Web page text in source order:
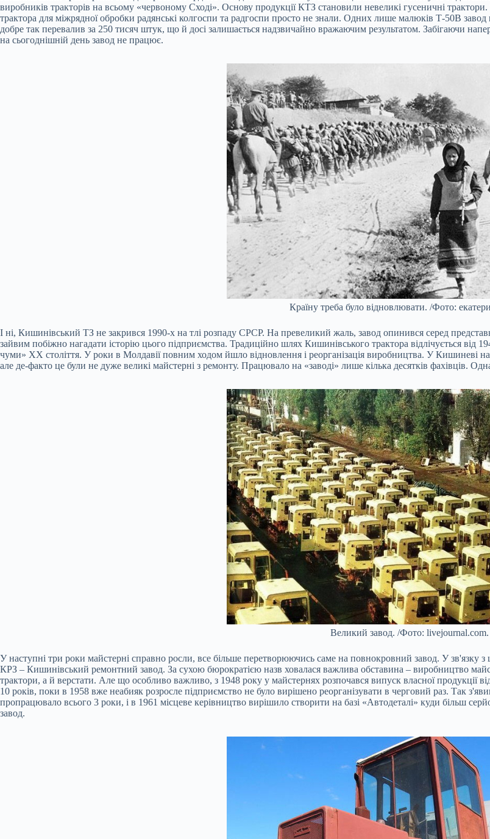
виробників тракторів на всьому «червоному Сході». Основу продукції КТЗ становили невеликі гусеничні
трактора для міжрядної обробки радянські колгоспи та радгоспи просто не знали. Одних лише малюків Т-50В
добре так перевалив за 250 тисяч штук, що й досі залишається надзвичайно вражаючим результатом. Забігаючи
на сьогоднішній день завод не працює.
Країну треба було відновлювати. /Фото:
І ні, Кишинівський ТЗ не закрився 1990-х на тлі розпаду СРСР. На превеликий жаль, завод опинився серед
зайвим побіжно нагадати історію цього підприємства. Традиційно шлях Кишинівського трактора відлічується від
чуми» ХХ століття. У роки в Молдавії повним ходом йшло відновлення і реорганізація виробництва. У Кишиневі
але де-факто це були не дуже великі майстерні з ремонту. Працювало на «заводі» лише кілька десятків фахівців.
Великий завод. /Фото: livejournal.com.
У наступні три роки майстерні справно росли, все більше перетворюючись саме на повнокровний завод. У зв'язку
КРЗ – Кишинівський ремонтний завод. За сухою бюрократією назв ховалася важлива обставина – виробництво
трактори, а й верстати. Але що особливо важливо, з 1948 року у майстернях розпочався випуск власної продукції
10 років, поки в 1958 вже неабияк розросле підприємство не було вирішено реорганізувати в черговий раз. Так
пропрацювало всього 3 роки, і в 1961 місцеве керівництво вирішило створити на базі «Автодеталі» куди більш
завод.